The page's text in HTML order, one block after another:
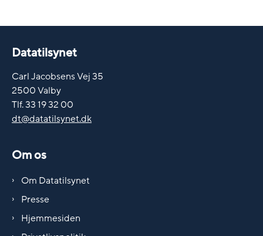
Datatilsynet
Carl Jacobsens Vej 35
2500 Valby
Tlf. 33 19 32 00
dt@datatilsynet.dk
Om os
Om Datatilsynet
Presse
Hjemmesiden